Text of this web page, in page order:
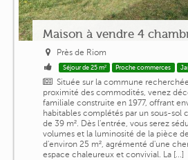
Maison à vendre 4
Près de Riom
Séjour de 25 m² Proche commerces
Située sur la commune
proximité des commodités, venez
familiale construite en 1977, offrant
habitables complétés par un sous-sol
de 39 m². Dès l'entrée, vous serez
volumes et la luminosité de la pièce
d'environ 25 m², agrémenté d'une
espace chaleureux et convivial. La [...]